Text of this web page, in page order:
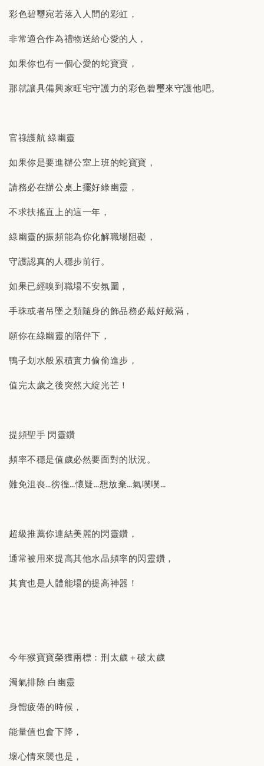
彩色碧璽宛若落入人間的彩虹，
非常適合作為禮物送給心愛的人，
如果你也有一個心愛的蛇寶寶，
那就讓具備興家旺宅守護力的彩色碧璽來守護他吧。
官祿護航 綠幽靈
如果你是要進辦公室上班的蛇寶寶，
請務必在辦公桌上擺好綠幽靈，
不求扶搖直上的這一年，
綠幽靈的振頻能為你化解職場阻礙，
守護認真的人穩步前行。
如果已經嗅到職場不安氛圍，
手珠或者吊墜之類隨身的飾品務必戴好戴滿，
願你在綠幽靈的陪伴下，
鴨子划水般累積實力偷偷進步，
值完太歲之後突然大綻光芒！
提頻聖手 閃靈鑽
頻率不穩是值歲必然要面對的狀況。
難免沮喪…徬徨…懷疑…想放棄…氣噗噗…
超級推薦你連結美麗的閃靈鑽，
通常被用來提高其他水晶頻率的閃靈鑽，
其實也是人體能場的提高神器！
今年猴寶寶榮獲兩標：刑太歲＋破太歲
濁氣排除 白幽靈
身體疲倦的時候，
能量值也會下降，
壞心情來襲也是，